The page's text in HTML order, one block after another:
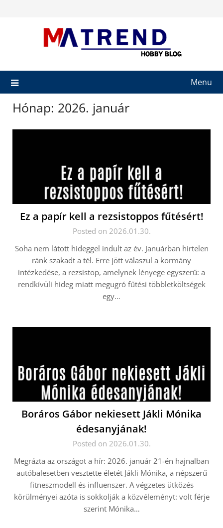
Menu
Hónap: 2026. január
Ez a papír kell a rezsistoppos fűtésért!
Posted on 2026.01.30.
Soha nem látott hideggel indult az év. Januárban hirtelen
ránk szakadt a tél. Erre jött válaszul a kormány
intézkedése, a rezsistop, amelynek lényege egyszerű: a
rendkívüli hideg miatt megugró fűtési többletköltségek
egy…
Boráros Gábor nekiesett Jákli Mónika
édesanyjának!
Posted on 2026.01.30.
Megrázta az országot a hír: 2026. január 21-én hajnalban
autóbalesetben vesztette életét Jákli Mónika, a népszerű
fitneszmodell és influenszer. A végzetes ütközés
körülményei azóta is sokkolják a közvéleményt: volt férje
szerint Mónika…